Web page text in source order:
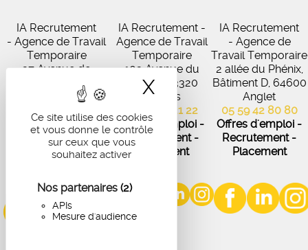
Ce site utilise des cookies
et vous donne le contrôle
sur ceux que vous
souhaitez activer
Nos partenaires (2)
APIs
Mesure d'audience
X Masquer le
IA Recrutement
- Agence de Travail
Temporaire
27 Avenue de
Virecourt, 33370
Artigues-près-
Bordeaux
05 56 67 48 57
Offres d'emploi -
Recrutement -
IA Recrutement -
Agence de Travail
Temporaire
102 Avenue du
Médoc, 33320
Eysines
05 56 45 21 22
Offres d'emploi -
Recrutement -
Placement
IA Recrutement
- Agence de
Travail Temporaire
2 allée du Phénix,
Bâtiment D, 64600
Anglet
05 59 42 80 80
Offres d'emploi -
Recrutement -
Placement